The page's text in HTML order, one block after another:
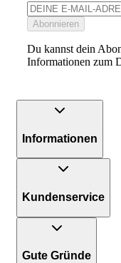
Abonnieren
Du kannst dein
Informationen zum
Informationen
Kundenservice
Gute Gründe